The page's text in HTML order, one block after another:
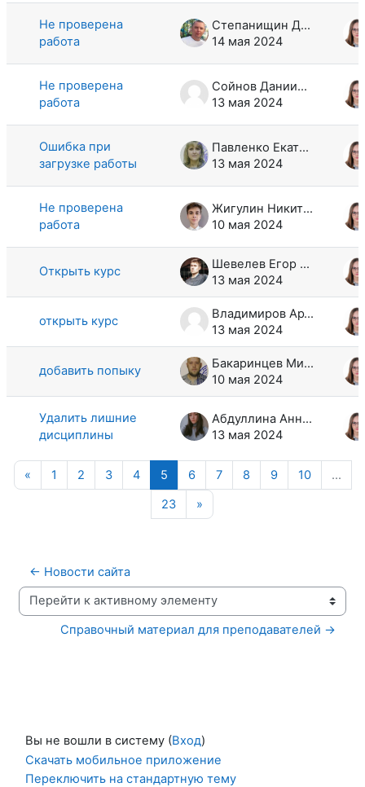
Не проверена
работа
Степанищин Дмитрий Михайлович
14 мая 2024
Не проверена
работа
Сойнов Даниил Сергеевич
13 мая 2024
Ошибка при
загрузке работы
Павленко Екатерина Николаевна
13 мая 2024
Не проверена
работа
Жигулин Никита Сергеевич
10 мая 2024
Открыть курс
Шевелев Егор Алексеевич
13 мая 2024
открыть курс
Владимиров Артем Алексеевич
13 мая 2024
добавить попыку
Бакаринцев Михаил Сергеевич
10 мая 2024
Удалить лишние
дисциплины
Абдуллина Анна Андреевна
13 мая 2024
«Предыдущая страница
1 Страница 1
2Страница 2
3Страница 3
4Страница 4
5Страница 5
6Страница 6
7Страница 7
8Страница 8
9Страница 9
10
…
23Страница 23
»
← Новости сайта
Перейти к активному элементу
Справочный материал для преподавателей →
Вы не вошли в систему (Вход)
Скачать мобильное приложение
Переключить на стандартную тему